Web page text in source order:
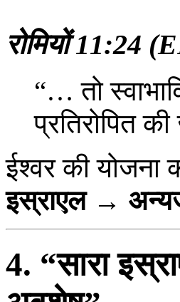
रोमियों 11:24
“… तो
प्रतिरोपित की
ईश्वर की योजना
इस्राएल →
4. “सारा